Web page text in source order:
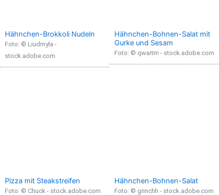
Hähnchen-Brokkoli Nudeln
Foto: © Liudmyla -
stock.adobe.com
Hähnchen-Bohnen-Salat mit
Gurke und Sesam
Foto: © qwartm - stock.adobe.com
Pizza mit Steakstreifen
Foto: © Chuck - stock.adobe.com
Hähnchen-Bohnen-Salat
Foto: © grinchh - stock.adobe.com